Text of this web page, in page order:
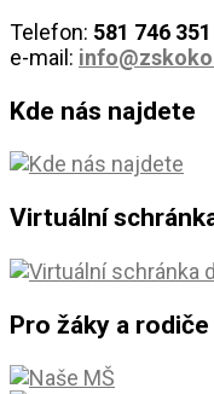
Telefon: 581 746 351
e-mail:
Kde nás najdete
Virtuální
Pro žáky a rodiče